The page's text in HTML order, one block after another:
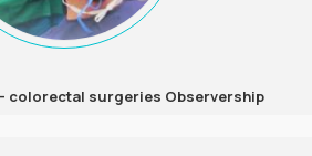
colorectal surgeries Observership